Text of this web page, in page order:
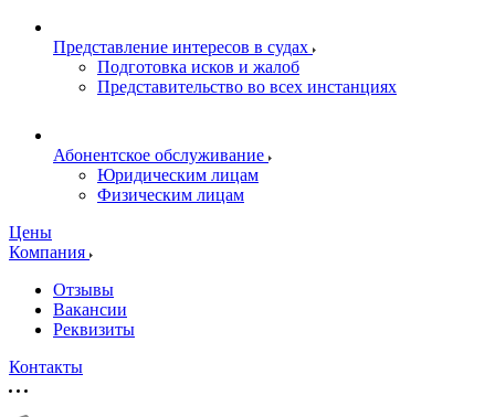
Представление интересов в судах
Подготовка исков и жалоб
Представительство во всех инстанциях
Абонентское обслуживание
Юридическим лицам
Физическим лицам
Цены
Компания
Отзывы
Вакансии
Реквизиты
Контакты